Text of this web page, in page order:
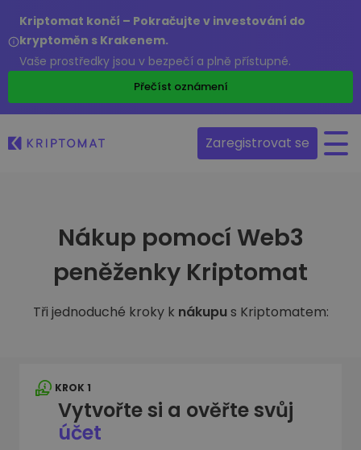
Kriptomat končí – Pokračujte v investování do
kryptoměn s Krakenem.
Vaše prostředky jsou v bezpečí a plně přístupné.
Přečíst oznámení
Zaregistrovat se
Nákup pomocí Web3
peněženky Kriptomat
Tři jednoduché kroky k nákupus Kriptomatem:
KROK 1
Vytvořte si a ověřte svůj
účet